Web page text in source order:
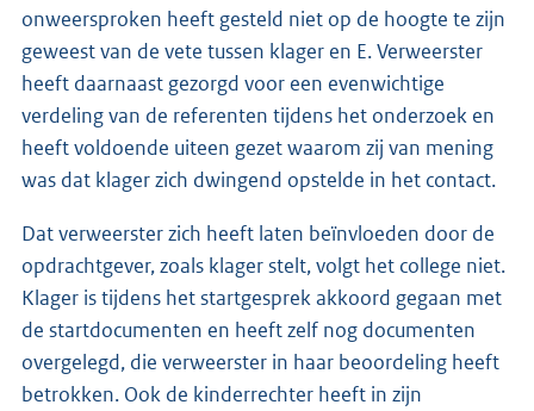
onweersproken heeft gesteld niet op de hoogte te zijn
geweest van de vete tussen klager en E. Verweerster
heeft daarnaast gezorgd voor een evenwichtige
verdeling van de referenten tijdens het onderzoek en
heeft voldoende uiteen gezet waarom zij van mening
was dat klager zich dwingend opstelde in het contact.
Dat verweerster zich heeft laten beïnvloeden door de
opdrachtgever, zoals klager stelt, volgt het college niet.
Klager is tijdens het startgesprek akkoord gegaan met
de startdocumenten en heeft zelf nog documenten
overgelegd, die verweerster in haar beoordeling heeft
betrokken. Ook de kinderrechter heeft in zijn